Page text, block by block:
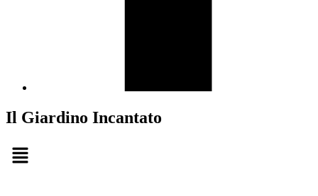
Il Giardino Incantato
Menu